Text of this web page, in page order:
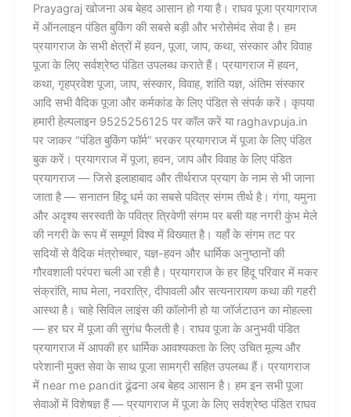
Prayagraj खोजना अब बेहद आसान हो गया है। राघव पूजा प्रयागराज
में ऑनलाइन पंडित बुकिंग की सबसे बड़ी और भरोसेमंद सेवा है। हम
प्रयागराज के सभी क्षेत्रों में हवन, पूजा, जाप, कथा, संस्कार और विवाह
पूजा के लिए सर्वश्रेष्ठ पंडित उपलब्ध कराते हैं। प्रयागराज में हवन,
कथा, गृहप्रवेश पूजा, जाप, संस्कार, विवाह, शांति यज्ञ, अंतिम संस्कार
आदि सभी वैदिक पूजा और कर्मकांड के लिए पंडित से संपर्क करें। कृपया
हमारी हेल्पलाइन 9525256125 पर कॉल करें या raghavpuja.in
पर जाकर “पंडित बुकिंग फॉर्म” भरकर प्रयागराज में पूजा के लिए पंडित
बुक करें। प्रयागराज में पूजा, हवन, जाप और विवाह के लिए पंडित
प्रयागराज — जिसे इलाहाबाद और तीर्थराज प्रयाग के नाम से भी जाना
जाता है — सनातन हिंदू धर्म का सबसे पवित्र संगम तीर्थ है। गंगा, यमुना
और अदृश्य सरस्वती के पवित्र त्रिवेणी संगम पर बसी यह नगरी कुंभ मेले
की नगरी के रूप में सम्पूर्ण विश्व में विख्यात है। यहाँ के संगम तट पर
सदियों से वैदिक मंत्रोच्चार, यज्ञ-हवन और धार्मिक अनुष्ठानों की
गौरवशाली परंपरा चली आ रही है। प्रयागराज के हर हिंदू परिवार में मकर
संक्रांति, माघ मेला, नवरात्रि, दीपावली और सत्यनारायण कथा की गहरी
आस्था है। चाहे सिविल लाइंस की कॉलोनी हो या जॉर्जटाउन का मोहल्ला
— हर घर में पूजा की सुगंध फैलती है। राघव पूजा के अनुभवी पंडित
प्रयागराज में आपकी हर धार्मिक आवश्यकता के लिए उचित मूल्य और
परेशानी मुक्त सेवा के साथ पूजा सामग्री सहित उपलब्ध हैं। प्रयागराज
में near me pandit ढूंढना अब बेहद आसान है। हम इन सभी पूजा
सेवाओं में विशेषज्ञ हैं — प्रयागराज में पूजा के लिए सर्वश्रेष्ठ पंडित राघव